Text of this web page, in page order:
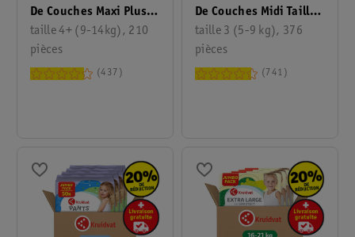
De Couches Maxi Plus
Taille 4+
taille 4+ (9-14kg), 210
pièces
437
De Couches Midi Taille
3 2 Mois
taille 3 (5-9 kg), 376
pièces
741